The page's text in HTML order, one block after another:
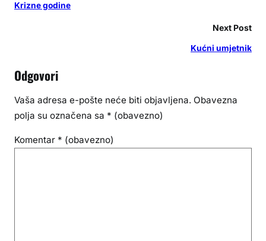
Krizne godine
Next Post
Kućni umjetnik
Odgovori
Vaša adresa e-pošte neće biti objavljena. Obavezna
polja su označena sa * (obavezno)
Komentar * (obavezno)